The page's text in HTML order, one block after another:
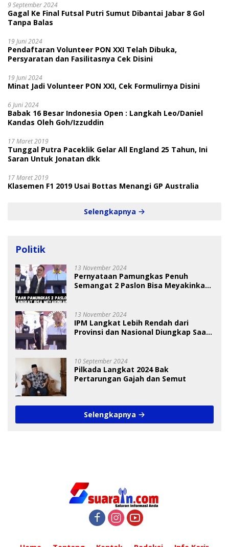
9 September 2024
Gagal Ke Final Futsal Putri Sumut Dibantai Jabar 8 Gol
Tanpa Balas
19 Juni 2024
Pendaftaran Volunteer PON XXI Telah Dibuka,
Persyaratan dan Fasilitasnya Cek Disini
19 Juni 2024
Minat Jadi Volunteer PON XXI, Cek Formulirnya Disini
6 Juni 2024
Babak 16 Besar Indonesia Open : Langkah Leo/Daniel
Kandas Oleh Goh/Izzuddin
17 Maret 2019
Tunggal Putra Paceklik Gelar All England 25 Tahun, Ini
Saran Untuk Jonatan dkk
17 Maret 2019
Klasemen F1 2019 Usai Bottas Menangi GP Australia
Selengkapnya
Politik
13 November 2024
Pernyataan Pamungkas Penuh
Semangat 2 Paslon Bisa Meyakinkan
13 November 2024
IPM Langkat Lebih Rendah dari
Provinsi dan Nasional Diungkap Saat
10 September 2024
Pilkada Langkat 2024 Bak
Pertarungan Gajah dan Semut
Selengkapnya